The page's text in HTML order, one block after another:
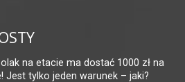
na etacie ma dostać 1000 zł na
Jest tylko jeden warunek – jaki?